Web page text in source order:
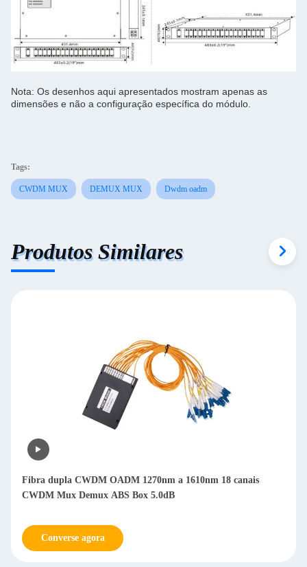
Nota: Os desenhos aqui apresentados mostram apenas as
dimensões e não a configuração específica do módulo.
Tags:
CWDM MUX DEMUX MUX Dwdm oadm
Produtos Similares
Fibra dupla CWDM OADM 1270nm a 1610nm 18 canais
CWDM Mux Demux ABS Box 5.0dB
Converse agora